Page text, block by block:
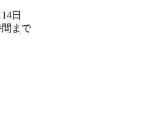
日
間まで